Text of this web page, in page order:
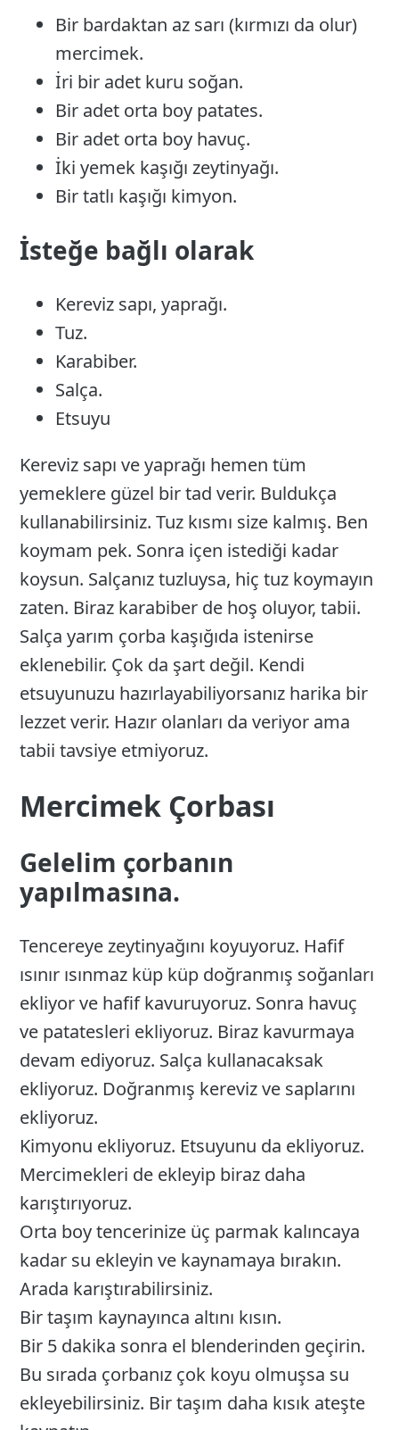
Bir bardaktan az sarı (kırmızı da olur)
mercimek.
İri bir adet kuru soğan.
Bir adet orta boy patates.
Bir adet orta boy havuç.
İki yemek kaşığı zeytinyağı.
Bir tatlı kaşığı kimyon.
İsteğe bağlı olarak
Kereviz sapı, yaprağı.
Tuz.
Karabiber.
Salça.
Etsuyu
Kereviz sapı ve yaprağı hemen tüm
yemeklere güzel bir tad verir. Buldukça
kullanabilirsiniz. Tuz kısmı size kalmış. Ben
koymam pek. Sonra içen istediği kadar
koysun. Salçanız tuzluysa, hiç tuz koymayın
zaten. Biraz karabiber de hoş oluyor, tabii.
Salça yarım çorba kaşığıda istenirse
eklenebilir. Çok da şart değil. Kendi
etsuyunuzu hazırlayabiliyorsanız harika bir
lezzet verir. Hazır olanları da veriyor ama
tabii tavsiye etmiyoruz.
Mercimek Çorbası
Gelelim çorbanın
yapılmasına.
Tencereye zeytinyağını koyuyoruz. Hafif
ısınır ısınmaz küp küp doğranmış soğanları
ekliyor ve hafif kavuruyoruz. Sonra havuç
ve patatesleri ekliyoruz. Biraz kavurmaya
devam ediyoruz. Salça kullanacaksak
ekliyoruz. Doğranmış kereviz ve saplarını
ekliyoruz.
Kimyonu ekliyoruz. Etsuyunu da ekliyoruz.
Mercimekleri de ekleyip biraz daha
karıştırıyoruz.
Orta boy tencerinize üç parmak kalıncaya
kadar su ekleyin ve kaynamaya bırakın.
Arada karıştırabilirsiniz.
Bir taşım kaynayınca altını kısın.
Bir 5 dakika sonra el blenderinden geçirin.
Bu sırada çorbanız çok koyu olmuşsa su
ekleyebilirsiniz. Bir taşım daha kısık ateşte